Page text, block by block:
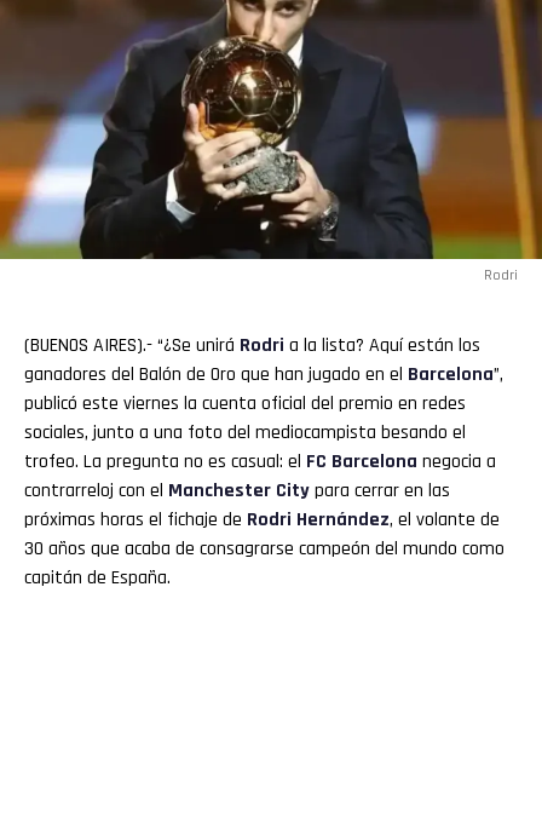
Rodri
(BUENOS AIRES).- “¿Se unirá Rodri a la lista? Aquí están los
ganadores del Balón de Oro que han jugado en el Barcelona”,
publicó este viernes la cuenta oficial del premio en redes
sociales, junto a una foto del mediocampista besando el
trofeo. La pregunta no es casual: el FC Barcelona negocia a
contrarreloj con el Manchester Citypara cerrar en las
próximas horas el fichaje de Rodri Hernández, el volante de
30 años que acaba de consagrarse campeón del mundo como
capitán de España.